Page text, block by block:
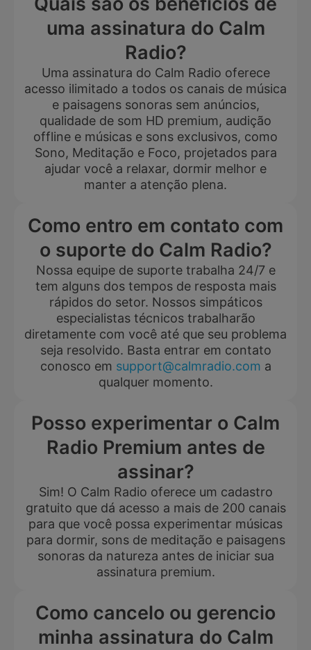
uma assinatura do Calm
Radio?
Uma assinatura do Calm Radio oferece
acesso ilimitado a todos os canais de música
e paisagens sonoras sem anúncios,
qualidade de som HD premium, audição
offline e músicas e sons exclusivos, como
Sono, Meditação e Foco, projetados para
ajudar você a relaxar, dormir melhor e
manter a atenção plena.
Como entro em contato com
o suporte do Calm Radio?
Nossa equipe de suporte trabalha 24/7 e
tem alguns dos tempos de resposta mais
rápidos do setor. Nossos simpáticos
especialistas técnicos trabalharão
diretamente com você até que seu problema
seja resolvido. Basta entrar em contato
conosco em support@calmradio.com a
qualquer momento.
Posso experimentar o Calm
Radio Premium antes de
assinar?
Sim! O Calm Radio oferece um cadastro
gratuito que dá acesso a mais de 200 canais
para que você possa experimentar músicas
para dormir, sons de meditação e paisagens
sonoras da natureza antes de iniciar sua
assinatura premium.
Como cancelo ou gerencio
minha assinatura do Calm